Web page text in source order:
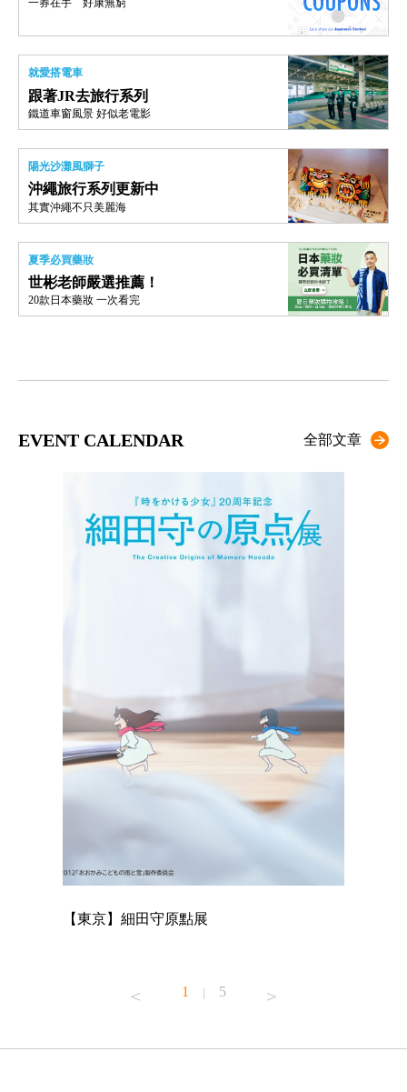
一券在手 好康無窮
就愛搭電車
跟著JR去旅行系列
鐵道車窗風景 好似老電影
陽光沙灘風獅子
沖繩旅行系列更新中
其實沖繩不只美麗海
夏季必買藥妝
世彬老師嚴選推薦！
20款日本藥妝 一次看完
EVENT CALENDAR 全部文章
【東京】細田守原點展
1 | 5